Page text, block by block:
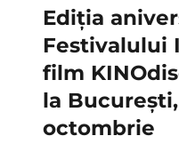
Articolul
următor:
Ediția
Festivalului
film
la București,
octombrie